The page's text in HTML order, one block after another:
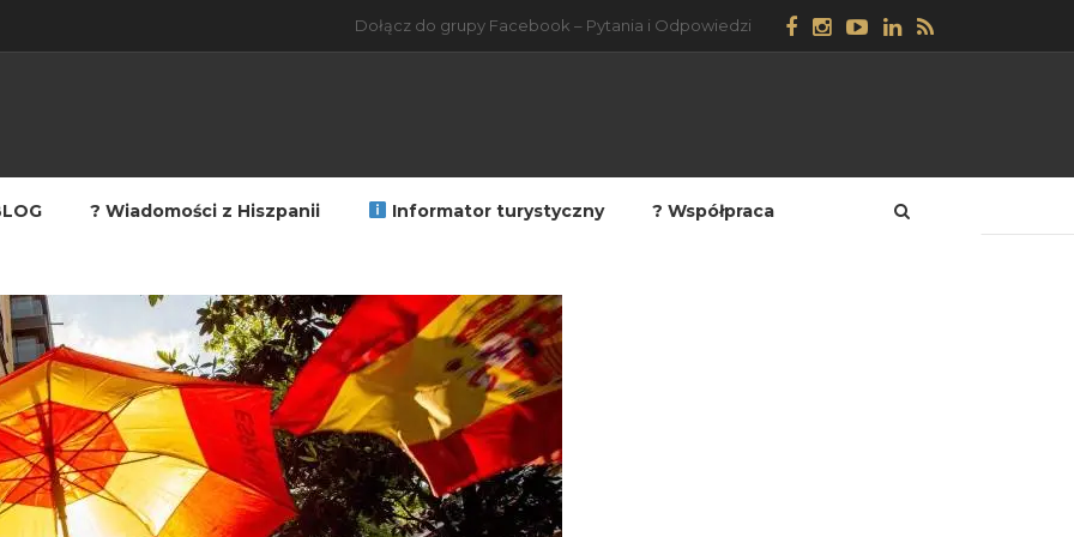
Dołącz do grupy Facebook – Pytania i Odpowiedzi
? Wiadomości z Hiszpanii Informator turystyczny ? Współpraca